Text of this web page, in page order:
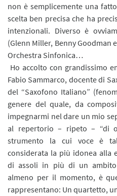
non è semplicemente una
scelta ben precisa che ha
intenzionali. Diverso è
(Glenn Miller, Benny Goodman
Orchestra Sinfonica…
Ho accolto con grandissimo
Fabio Sammarco, docente di
del “Saxofono Italiano”
genere del quale, da
impegnarmi nel dare un mio
al repertorio – ripeto – “di
strumento la cui voce è
considerata la più idonea alla
di assoli in più di un ambito
almeno per il momento, è
rappresentano: Un quartetto,